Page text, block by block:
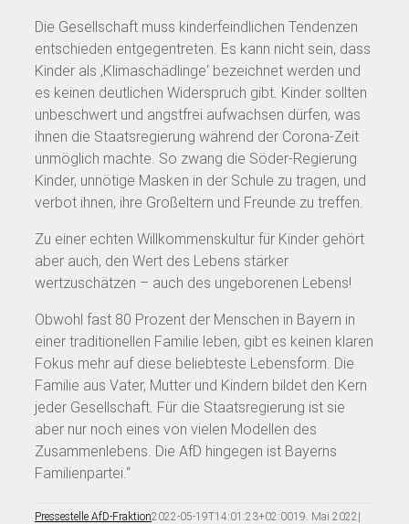
Die Gesellschaft muss kinderfeindlichen Tendenzen
entschieden entgegentreten. Es kann nicht sein, dass
Kinder als ‚Klimaschädlinge‘ bezeichnet werden und
es keinen deutlichen Widerspruch gibt. Kinder sollten
unbeschwert und angstfrei aufwachsen dürfen, was
ihnen die Staatsregierung während der Corona-Zeit
unmöglich machte. So zwang die Söder-Regierung
Kinder, unnötige Masken in der Schule zu tragen, und
verbot ihnen, ihre Großeltern und Freunde zu treffen.
Zu einer echten Willkommenskultur für Kinder gehört
aber auch, den Wert des Lebens stärker
wertzuschätzen – auch des ungeborenen Lebens!
Obwohl fast 80 Prozent der Menschen in Bayern in
einer traditionellen Familie leben, gibt es keinen klaren
Fokus mehr auf diese beliebteste Lebensform. Die
Familie aus Vater, Mutter und Kindern bildet den Kern
jeder Gesellschaft. Für die Staatsregierung ist sie
aber nur noch eines von vielen Modellen des
Zusammenlebens. Die AfD hingegen ist Bayerns
Familienpartei.“
Pressestelle AfD-Fraktion2022-05-19T14:01:23+02:0019. Mai 2022 |